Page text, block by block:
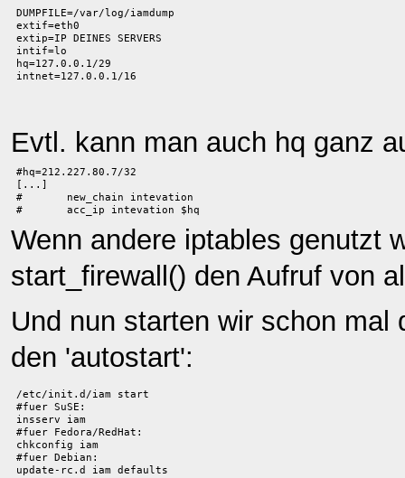
DUMPFILE=/var/log/iamdump
extif=eth0
extip=IP DEINES SERVERS
intif=lo
hq=127.0.0.1/29
intnet=127.0.0.1/16
Evtl. kann man auch hq ganz
#hq=212.227.80.7/32
[...]
#       new_chain intevation
#       acc_ip intevation $hq
Wenn andere iptables genutzt
start_firewall() den Aufruf von
Und nun starten wir schon
den 'autostart':
/etc/init.d/iam start
#fuer SuSE:
insserv iam
#fuer Fedora/RedHat:
chkconfig iam
#fuer Debian:
update-rc.d iam defaults